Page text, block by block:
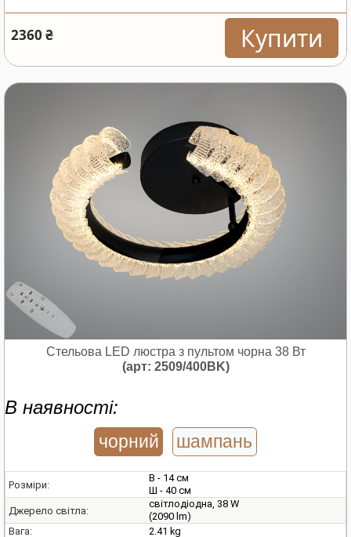
2360 ₴ Купити
Стельова LED люстра з пультом чорна 38 Вт
(арт: 2509/400BK)
В наявності:
чорний шампань
Розміри:
В - 14 см
Ш - 40 см
Джерело світла:
світлодіодна, 38 W
(2090 lm)
Вага:
2.41 kg